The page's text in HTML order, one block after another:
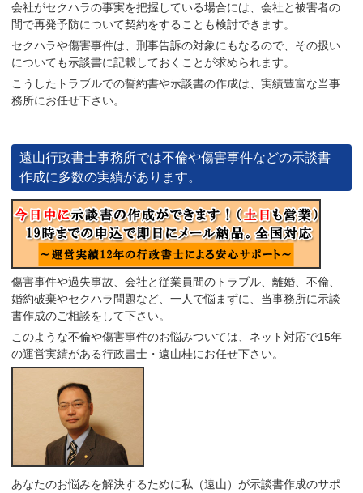
会社がセクハラの事実を把握している場合には、会社と被害者の
間で再発予防について契約をすることも検討できます。
セクハラや傷害事件は、刑事告訴の対象にもなるので、その扱い
についても示談書に記載しておくことが求められます。
こうしたトラブルでの誓約書や示談書の作成は、実績豊富な当事
務所にお任せ下さい。
遠山行政書士事務所では不倫や傷害事件などの示談書
作成に多数の実績があります。
傷害事件や過失事故、会社と従業員間のトラブル、離婚、不倫、
婚約破棄やセクハラ問題など、一人で悩まずに、当事務所に示談
書作成のご相談をして下さい。
このような不倫や傷害事件のお悩みついては、ネット対応で15年
の運営実績がある行政書士・遠山桂にお任せ下さい。
あなたのお悩みを解決するために私（遠山）が示談書作成のサポ